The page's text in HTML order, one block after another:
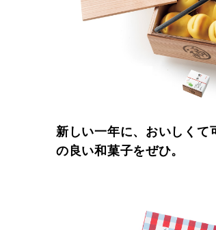
新しい一年に、おいしくて
の良い和菓子をぜひ。